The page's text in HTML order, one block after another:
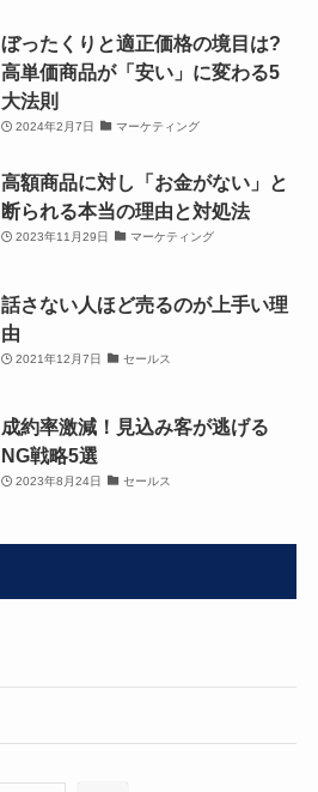
ぼったくりと適正価格の境目は?
高単価商品が「安い」に変わる5
大法則
2024年2月7日 マーケティング
高額商品に対し「お金がない」と
断られる本当の理由と対処法
2023年11月29日 マーケティング
話さない人ほど売るのが上手い理
由
2021年12月7日 セールス
成約率激減！見込み客が逃げる
NG戦略5選
2023年8月24日 セールス